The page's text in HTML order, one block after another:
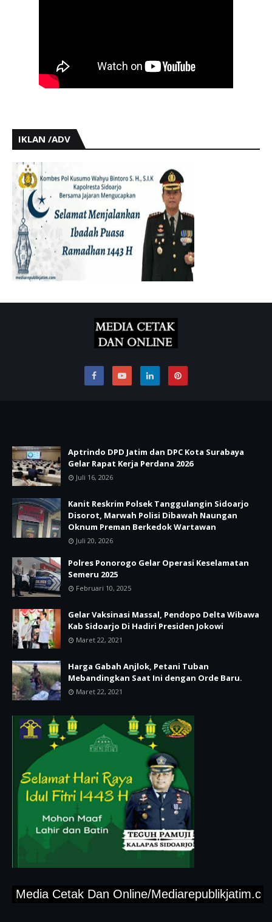
IKLAN /ADV
Aptrindo DPD Jatim dan DPC Kota Surabaya
Gelar Rapat Kerja Perdana 2026
Juli 16, 2026
Kanit Reskrim Polsek Tanggulangin Sidoarjo
Disorot, Marwah Polisi Dibawah Naungan
Oknum Preman Berkedok Wartawan
Juli 20, 2026
Polres Ponorogo Gelar Operasi Keselamatan
Semeru 2025
Februari 10, 2025
Gelar Vaksinasi Massal, Pendopo Delta Wibawa
Kab Sidoarjo Di Hadiri Presiden Jokowi
Maret 22, 2021
Harga Gabah Anjlok, Petani Tuban
Mebandingkan Saat Ini dengan Orde Baru.
Maret 22, 2021
Cetak Dan Online/